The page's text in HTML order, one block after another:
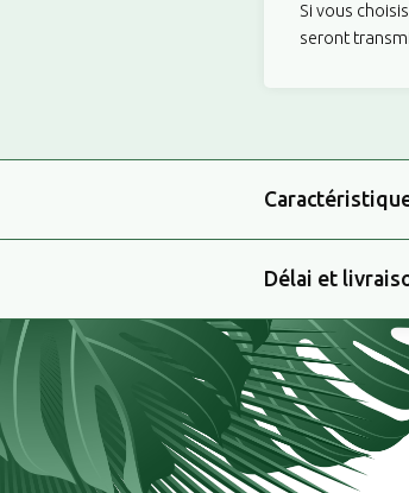
Si vous
seront
Délai et